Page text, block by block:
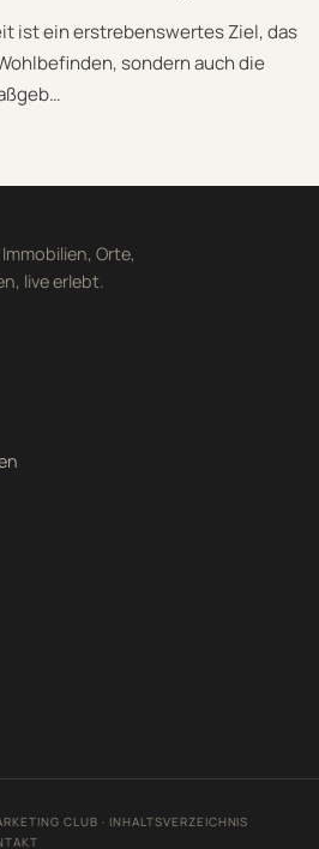
ist ein erstrebenswertes Ziel, das
sondern auch die
Orte,
live erlebt.
CLUB · INHALTSVERZEICHNIS